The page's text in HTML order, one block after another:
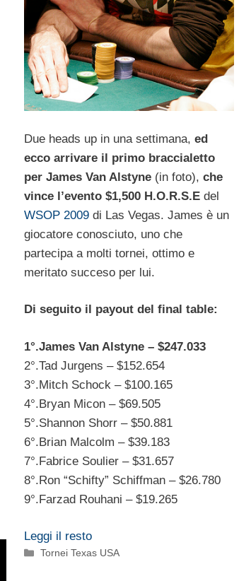
Due heads up in una settimana, ed
ecco arrivare il primo braccialetto
per James Van Alstyne (in foto), che
vince l’evento $1,500 H.O.R.S.Edel
WSOP 2009di Las Vegas. James è un
giocatore conosciuto, uno che
partecipa a molti tornei, ottimo e
meritato succeso per lui.
Di seguito il payout del final table:
1°.James Van Alstyne – $247.033
2°.Tad Jurgens – $152.654
3°.Mitch Schock – $100.165
4°.Bryan Micon – $69.505
5°.Shannon Shorr – $50.881
6°.Brian Malcolm – $39.183
7°.Fabrice Soulier – $31.657
8°.Ron “Schifty” Schiffman – $26.780
9°.Farzad Rouhani – $19.265
Leggi il resto
Categorie
Tornei Texas USA